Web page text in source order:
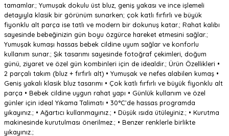
tamamlar.; Yumuşak dokulu üst bluz, geniş yakası ve ince işlemeli
detayıyla klasik bir görünüm sunarken; çok katlı fırfırlı ve büyük
fiyonklu alt parça ise tatlı ve modern bir dokunuş katar.; Rahat kalıbı
sayesinde bebeğinizin gün boyu özgürce hareket etmesini sağlar.;
Yumuşak kumaşı hassas bebek cildine uyum sağlar ve konforlu
kullanım sunar.; Şık tasarımı sayesinde fotoğraf çekimleri, doğum
günü, ziyaret ve özel gün kombinleri için de idealdir.; Ürün Özellikleri •
2 parçalı takım (bluz + fırfırlı alt) • Yumuşak ve nefes alabilen kumaş •
Geniş yakalı klasik bluz tasarımı • Çok katlı fırfırlı ve büyük fiyonklu alt
parça • Bebek cildine uygun rahat yapı • Günlük kullanım ve özel
günler için ideal Yıkama Talimatı • 30°C’de hassas programda
yıkayınız.; • Ağartıcı kullanmayınız.; • Düşük ısıda ütüleyiniz.; • Kurutma
makinesinde kurutulması önerilmez.; • Benzer renklerle birlikte
yıkayınız.;